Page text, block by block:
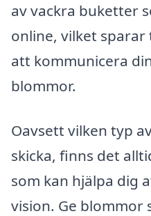
av vackra buketter
online, vilket
att kommunicera
blommor.
Oavsett vilken typ
skicka, finns det
som kan hjälpa dig
vision. Ge blommor